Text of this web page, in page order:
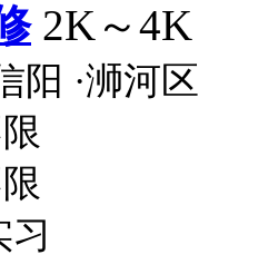
2K～4K
阳 ·浉河区
习